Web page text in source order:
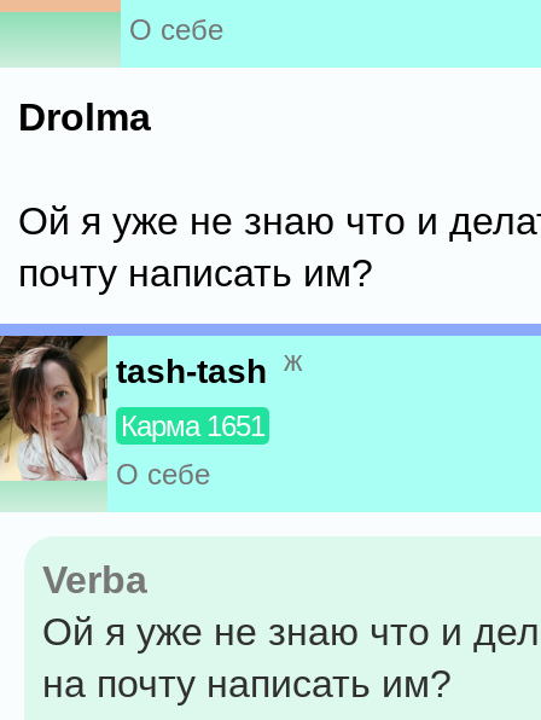
О себе
Drolma
Ой я уже не знаю что и
почту написать им?
tash-tash ж
Карма 1651
О себе
Verba
Ой я уже не знаю что и
на почту написать им?